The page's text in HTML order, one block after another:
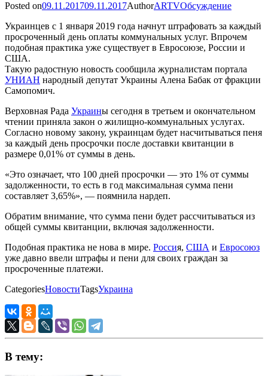
Posted on09.11.201709.11.2017AuthorARTVОбсуждение
Украинцев с 1 января 2019 года начнут штрафовать за каждый
просроченный день оплаты коммунальных услуг. Впрочем
подобная практика уже существует в Евросоюзе, России и
США.
Такую радостную новость сообщила журналистам портала
УНИАН народный депутат Украины Алена Бабак от фракции
Самопомич.
Верховная Рада Украины сегодня в третьем и окончательном
чтении приняла закон о жилищно-коммунальных услугах.
Согласно новому закону, украинцам будет насчитываться пеня
за каждый день просрочки после доставки квитанции в
размере 0,01% от суммы в день.
«Это означает, что 100 дней просрочки — это 1% от суммы
задолженности, то есть в год максимальная сумма пени
составляет 3,65%», — поямнила нардеп.
Обратим внимание, что сумма пени будет рассчитываться из
общей суммы квитанции, включая задолженности.
Подобная практика не нова в мире. Россия, США и Евросоюз
уже давно ввели штрафы и пени для своих граждан за
просроченные платежи.
CategoriesНовостиTagsУкраина
В тему: